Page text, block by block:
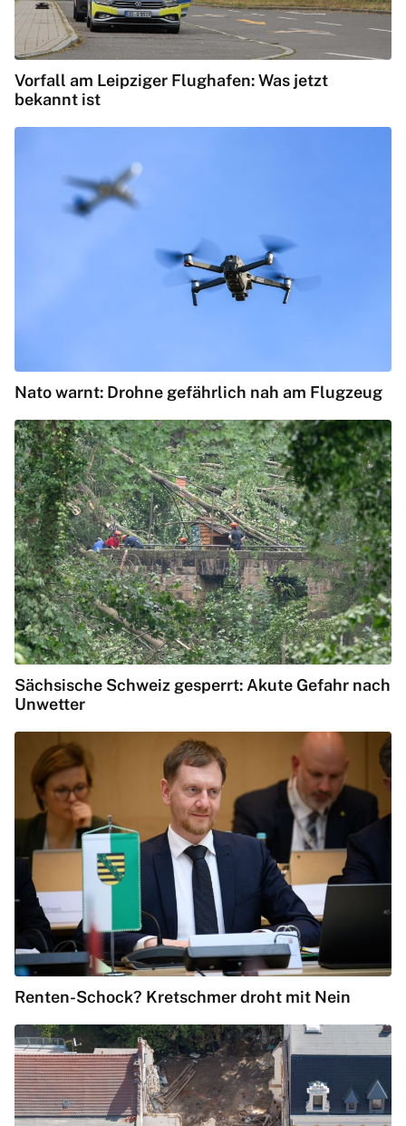
Vorfall am Leipziger Flughafen: Was jetzt
bekannt ist
Nato warnt: Drohne gefährlich nah am Flugzeug
Sächsische Schweiz gesperrt: Akute Gefahr nach
Unwetter
Renten-Schock? Kretschmer droht mit Nein